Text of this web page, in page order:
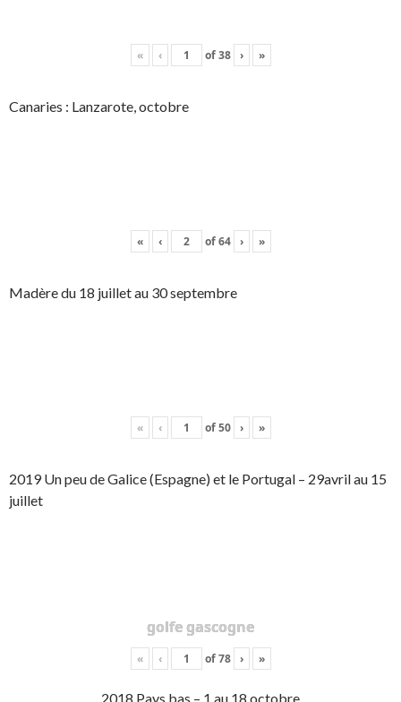
« ‹ of38 › »
Canaries : Lanzarote, octobre
« ‹ of64 › »
Madère du 18 juillet au 30 septembre
« ‹ of50 › »
2019 Un peu de Galice (Espagne) et le Portugal – 29avril au 15
juillet
golfe gascogne
« ‹ of78 › »
2018 Pays bas – 1 au 18 octobre